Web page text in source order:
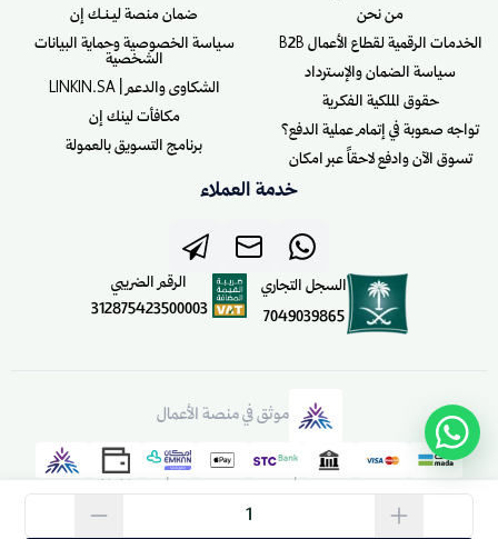
من نحن
الخدمات الرقمية لقطاع الأعمال B2B
سياسة الضمان والإسترداد
حقوق الملكية الفكرية
تواجه صعوبة في إتمام عملية الدفع؟
تسوق الآن وادفع لاحقاً عبر امكان
ضمان منصة ليـنـك إن
سياسة الخصوصية وحماية البيانات
الشخصية
الشكاوى والدعم | LINKIN.SA
مكافأت لينك إن
برنامج التسويق بالعمولة
خدمة العملاء
السجل التجاري
7049039865
الرقم الضريبي
312875423500003
موثق في منصة الأعمال
الحقوق محفوظة | 2026 منصة لينك إن | Linkin.sa